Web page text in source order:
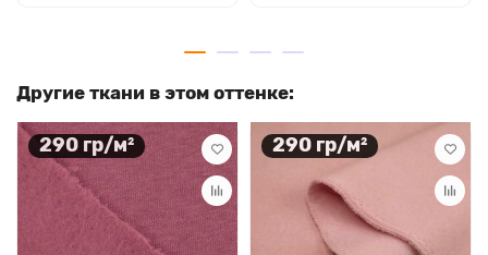
Другие ткани в этом оттенке:
290 гр/м² 290 гр/м²